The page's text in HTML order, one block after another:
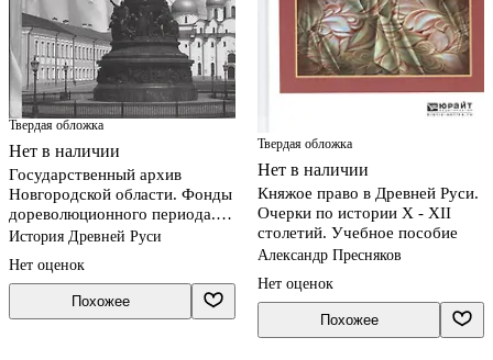
Твердая обложка
Нет в наличии
Государственный архив
Новгородской области. Фонды
дореволюционного периода.
Путеводитель
История Древней Руси
Нет оценок
Похожее
Твердая обложка
Нет в наличии
Княжое право в Древней Руси.
Очерки по истории Х - XII
столетий. Учебное пособие
Александр Пресняков
Нет оценок
Похожее